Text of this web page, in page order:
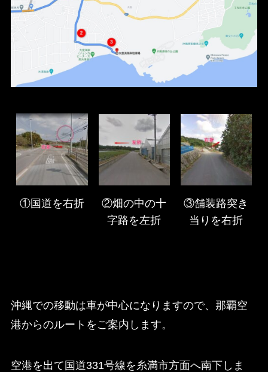
①国道を右折
②畑の中の十
字路を左折
③舗装路突き
当りを右折
沖縄での移動は車が中心になりますので、那覇空
港からのルートをご案内します。
空港を出て国道331号線を糸満市方面へ南下しま